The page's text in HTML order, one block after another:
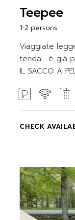
Teepee
1-2 persons
Viaggiate
tenda... è già
IL SACCO A
CHECK